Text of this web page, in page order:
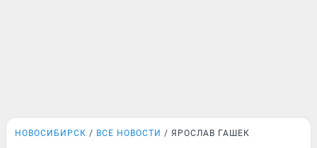
НОВОСИБИРСК ВСЕ НОВОСТИ ЯРОСЛАВ ГАШЕК